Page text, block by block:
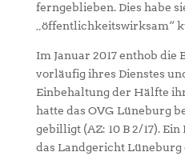
ferngeblieben. Dies habe
„öffentlichkeitswirksam“
Im Januar 2017 enthob die
vorläufig ihres Dienstes
Einbehaltung der Hälfte
hatte das OVG Lüneburg
gebilligt (AZ: 10 B 2/17).
das Landgericht Lüneburg